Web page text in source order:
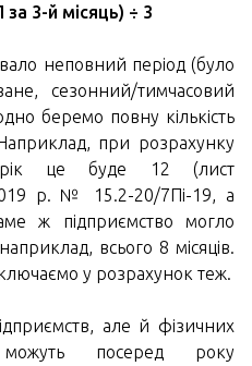
3-й місяць) ÷ 3
неповний період (було
сезонний/тимчасовий
беремо повну кількість
при розрахунку
рік це буде 12 (лист
р. № 15.2-20/7Пі-19, а
ж підприємство могло
всього 8 місяців.
у розрахунок теж.
але й фізичних
можуть посеред року